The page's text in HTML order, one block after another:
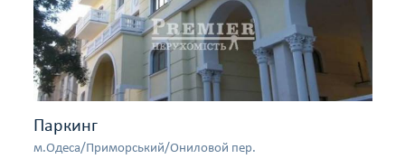
Паркинг
м.Одеса/Приморський/Ониловой пер.